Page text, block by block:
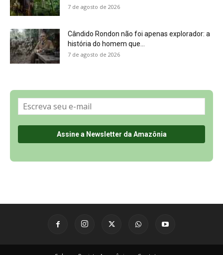
Política de Privacidade, LGPD e RGPD
Últimas Notícias
🌎 Español
©